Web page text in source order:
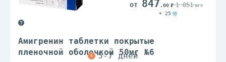
Амигренин таблетки покрытые
пленочной оболочкой 50мг №6
847 .00 1 051.00
+ 25